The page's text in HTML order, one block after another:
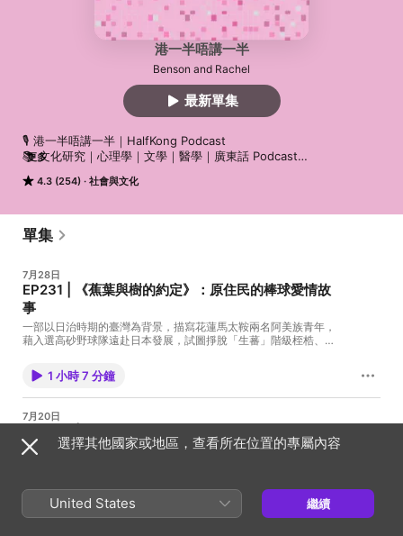
港一半唔講一半
Benson and Rachel
4.3 (254) 社會與文化
🎙 港一半唔講一半｜HalfKong Podcast
📚 文化研究｜心理學｜文學｜醫學｜廣東話 Podcast
每星期一，Benson（澳洲醫科生）同 Rachel（寫小說的性學女子）
慮
✔️ 對文化、知識、生活有啲小好奇
✔️ 想喺搭車/煮飯/行山時聽啲可以激發思考又會笑出聲嘅內容
📆 逢星期一更新｜廣東話節目
📍 IG: @halfkong.podcast
🌊 努力邁向第300集！
更多
最新單集
單集
7月28日
EP231 | 《蕉葉與樹的約定》：原住民的棒球愛情故
事
一部以日治時期的臺灣為背景，描寫花蓮馬太鞍兩名阿美族青年，
藉入選高砂野球隊遠赴日本發展，試圖掙脫「生蕃」階級桎梏、改
音如何擠壓了人物空間。 💰出糧俾我哋支持更多文化心理內
容：⁠⁠⁠⁠⁠⁠⁠⁠⁠⁠⁠⁠⁠⁠⁠⁠⁠⁠⁠⁠https://payme.hsbc/rachelbenson⁠⁠⁠⁠⁠⁠⁠⁠⁠⁠⁠⁠⁠⁠⁠⁠⁠ ⁠⁠⁠⁠⁠⁠⁠⁠⁠⁠⁠⁠⁠⁠⁠⁠⁠⁠⁠⁠⁠⁠⁠⁠⁠⁠⁠⁠⁠⁠⁠⁠⁠⁠⁠⁠⁠🎥 我哋
YouTube：⁠⁠⁠⁠⁠⁠⁠⁠⁠⁠⁠⁠⁠⁠⁠⁠⁠⁠⁠⁠https://www.youtube.com/channel/UC1FRZpz6yx-
#原住民#野球 #殖民與階級 #文學評論 #港一半唔講一半
1 小時 7 分鐘
7月20日
單
💰出糧俾我哋支持更多文化心理內
容：⁠⁠⁠⁠⁠⁠⁠⁠⁠⁠⁠⁠⁠⁠⁠⁠⁠⁠⁠https://payme.hsbc/rachelbenson⁠⁠⁠⁠⁠⁠⁠⁠⁠⁠⁠⁠⁠⁠⁠⁠ ⁠⁠⁠⁠⁠⁠⁠⁠⁠⁠⁠⁠⁠⁠⁠⁠⁠⁠⁠⁠⁠⁠⁠⁠⁠⁠⁠⁠⁠⁠⁠⁠⁠⁠⁠🎥 我哋
YouTube：⁠⁠⁠⁠⁠⁠⁠⁠⁠⁠⁠⁠⁠⁠⁠⁠⁠⁠⁠https://www.youtube.com/channel/UC1FRZpz6yx-
53 分鐘
選擇其他國家或地區，查看所在位置的專屬內容
United States 繼續